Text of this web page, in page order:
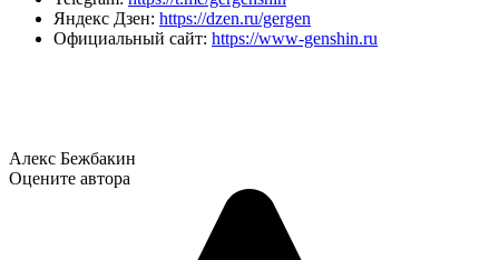
Яндекс Дзен: https://dzen.ru/gergen
Официальный сайт: https://www-genshin.ru
Алекс Бежбакин
Оцените автора